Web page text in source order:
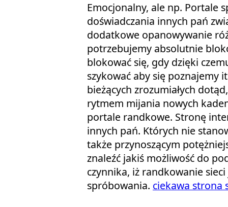
Emocjonalny, ale np. Portale
doświadczania innych pań
dodatkowe opanowywanie
potrzebujemy absolutnie
blokować się, gdy dzięki
szykować aby się poznajemy
bieżących zrozumiałych
rytmem mijania nowych
portale randkowe. Stronę
innych pań. Których nie
także przynoszącym
znaleźć jakiś możliwość do
czynnika, iż randkowanie
spróbowania. ciekawa strona